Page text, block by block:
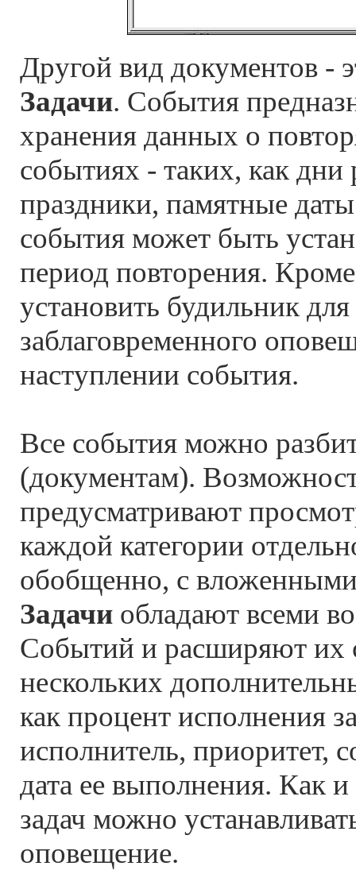
Другой вид документов -
Задачи. События
хранения данных о
событиях - таких, как
праздники, памятные
события может быть
период повторения.
установить будильник для
заблаговременного
наступлении события.
Все события можно
(документам).
предусматривают
каждой категории
обобщенно, с
Задачи обладают всеми
Событий и расширяют
нескольких
как процент исполнения
исполнитель, приоритет,
дата ее выполнения. Как
задач можно
оповещение.